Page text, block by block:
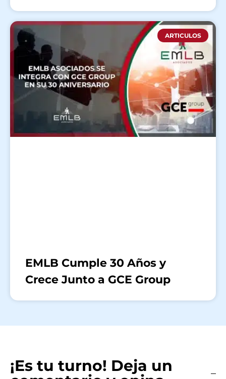
ARTICULOS
EMLB Cumple 30 Años y
Crece Junto a GCE Group
¡Es tu turno! Deja un